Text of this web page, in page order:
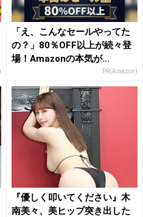
「え、こんなセールやってた
の？」80％OFF以上が続々登
場！Amazonの本気が...
PR(Amazon)
『優しく叩いてください』木
南美々、美ヒップ突き出した